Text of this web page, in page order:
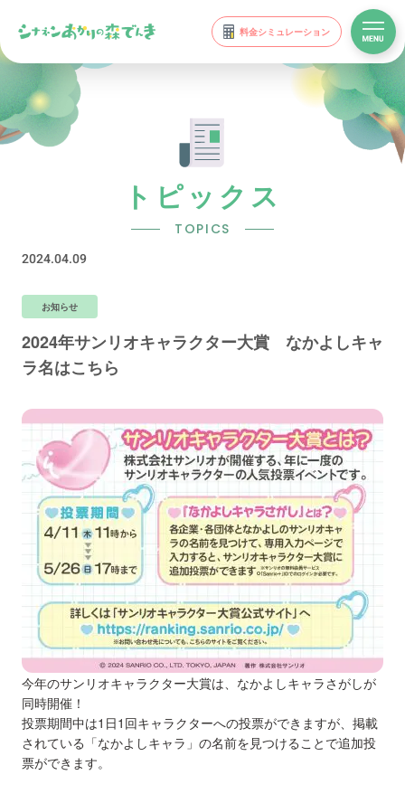
料金シミュレーション
トピックス
TOPICS
2024.04.09
お知らせ
2024年サンリオキャラクター大賞 なかよしキャ
ラ名はこちら
今年のサンリオキャラクター大賞は、なかよしキャラさがしが
同時開催！
投票期間中は1日1回キャラクターへの投票ができますが、掲載
されている「なかよしキャラ」の名前を見つけることで追加投
票ができます。